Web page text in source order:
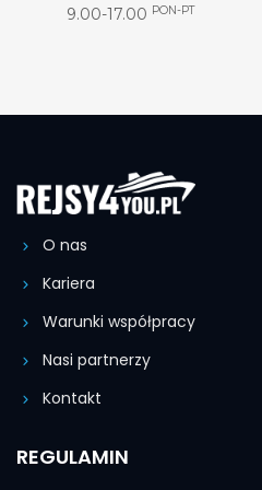
9.00-17.00 PON-PT
O nas
Kariera
Warunki współpracy
Nasi partnerzy
Kontakt
REGULAMIN